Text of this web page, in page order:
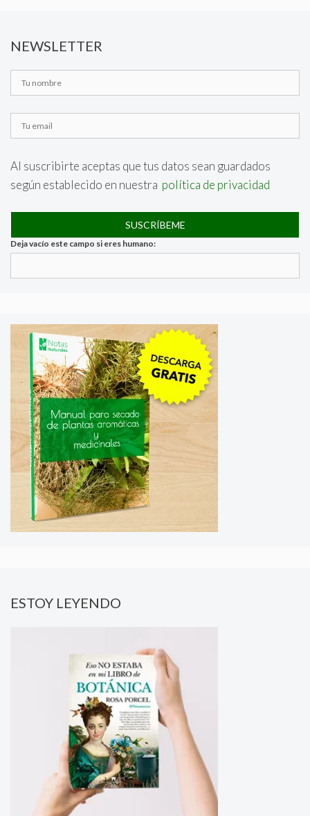
NEWSLETTER
Al suscribirte aceptas que tus datos sean guardados
según establecido en nuestra política de privacidad
Deja vacío este campo si eres humano:
ESTOY LEYENDO